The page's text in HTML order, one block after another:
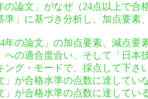
の論文」がなぜ（24点以上で
準」に基づき分析し、加点要素
年の論文」の加点要素、減点
への適合度合い、そして「日本
ング・モードで、採点して下さ
」が合格水準の点数に達して
」が合格水準の点数に達して